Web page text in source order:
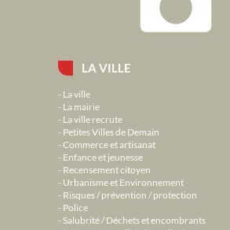
LA VILLE
La ville
La mairie
La ville recrute
Petites Villes de Demain
Commerce et artisanat
Enfance et jeunesse
Recensement citoyen
Urbanisme et Environnement
Risques / prévention / protection
Police
Salubrité / Déchets et encombrants